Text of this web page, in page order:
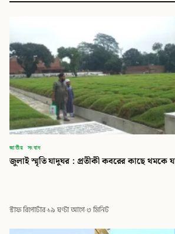
জাতীয় সংবাদ
জুলাই স্মৃতি যাদুঘর : প্রতীকী কবরের কাছে থমকে
স্টাফ রিপোর্টার·১৯ ঘণ্টা আগে·৩ মিনিট